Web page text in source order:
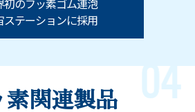
ステーションに採用
素関連製品